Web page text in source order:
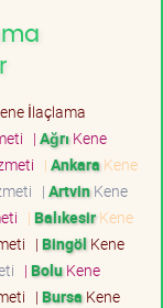
İlaçlama
| Ağrı Kene
| Ankara Kene
| ArtvinKene
| BalıkesirKene
| Bingöl Kene
| BoluKene
| Bursa Kene